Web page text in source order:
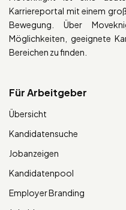
Karriereportal mit einem
Bewegung. Über
Möglichkeiten, geeignete
Bereichen zu finden.
Für Arbeitgeber
Übersicht
Kandidatensuche
Jobanzeigen
Kandidatenpool
Employer Branding